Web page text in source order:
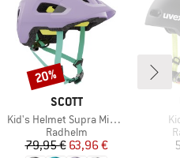
MARKE
SCOTT
Artikel
Kid's Helmet Supra Mips (CE)
Produktgruppe
Radhelm
Preis
79,95 €reduzierter Preis
63,96 €
Rabatt
20%